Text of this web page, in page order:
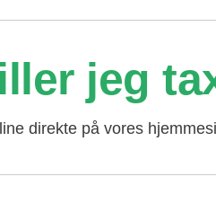
jeg
direkte på vores